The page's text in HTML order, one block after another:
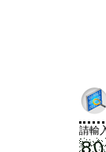
請輸